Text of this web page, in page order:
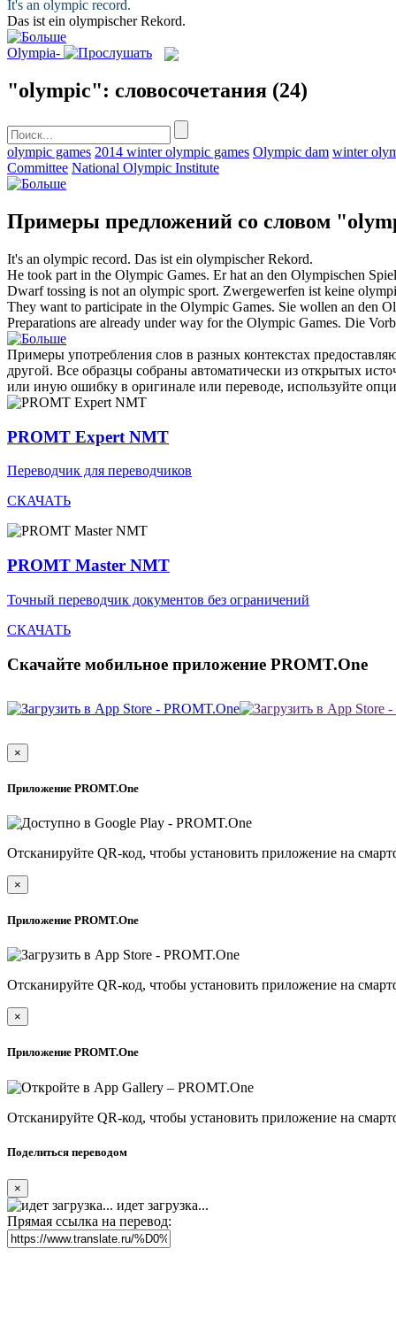
It's an olympic record.
Das ist ein olympischerRekord.
Olympia-
"olympic": словосочетания (24)
olympic games 2014 winter olympic games Olympic dam winter
Committee National Olympic Institute
Примеры предложений со словом
It's an olympic record. Das ist ein olympischerRekord.
He took part in the Olympic Games. Er hat an den Olympischen
Dwarf tossing is not an olympic sport. Zwergewerfen ist keine
They want to participate in the Olympic Games. Sie wollen an den
Preparations are already under way for the Olympic Games. Die
Примеры употребления слов в разных контекстах
другой. Все образцы собраны автоматически из открытых
или иную ошибку в оригинале или переводе, используйте
PROMT Expert NMT
Переводчик для переводчиков
СКАЧАТЬ
PROMT Master NMT
Точный переводчик документов без ограничений
СКАЧАТЬ
Скачайте мобильное приложение PROMT.One
×
Приложение PROMT.One
Отсканируйте QR-код, чтобы установить приложение на
×
Приложение PROMT.One
Отсканируйте QR-код, чтобы установить приложение на
×
Приложение PROMT.One
Отсканируйте QR-код, чтобы установить приложение на
Поделиться переводом
×
идет загрузка...
Прямая ссылка на перевод: